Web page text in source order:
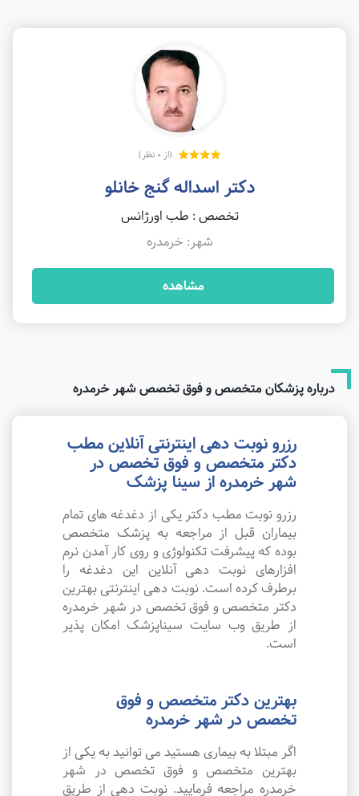
(از 0 نظر)
دکتر اسداله گنج خانلو
تخصص : طب اورژانس
شهر: خرمدره
مشاهده
درباره پزشکان متخصص و فوق تخصص شهر خرمدره
رزرو نوبت دهی اینترنتی آنلاین مطب
دکتر متخصص و فوق تخصص در
شهر خرمدره از سینا پزشک
رزرو نوبت مطب دکتر یکی از دغدغه های تمام
بیماران قبل از مراجعه به پزشک متخصص
بوده که پیشرفت تکنولوژی و روی کار آمدن نرم
افزارهای نوبت دهی آنلاین این دغدغه را
برطرف کرده است. نوبت دهی اینترنتی بهترین
دکتر متخصص و فوق تخصص در شهر خرمدره
از طریق وب سایت سیناپزشک امکان پذیر
است.
بهترین دکتر متخصص و فوق
تخصص در شهر خرمدره
اگر مبتلا به بیماری هستید می توانید به یکی از
بهترین متخصص و فوق تخصص در شهر
خرمدره مراجعه فرمایید. نوبت دهی از طریق